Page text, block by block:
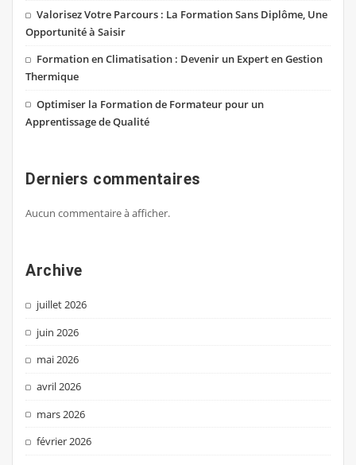
Valorisez Votre Parcours : La Formation Sans Diplôme, Une
Opportunité à Saisir
Formation en Climatisation : Devenir un Expert en Gestion
Thermique
Optimiser la Formation de Formateur pour un
Apprentissage de Qualité
Derniers commentaires
Aucun commentaire à afficher.
Archive
juillet 2026
juin 2026
mai 2026
avril 2026
mars 2026
février 2026